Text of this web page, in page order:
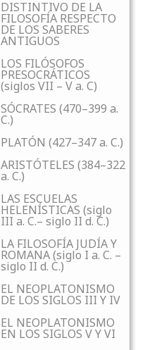
DISTINTIVO DE LA
FILOSOFÍA RESPECTO
DE LOS SABERES
ANTIGUOS
LOS FILÓSOFOS
PRESOCRÁTICOS
(siglos VII – V a. C)
SÓCRATES (470–399 a.
C.)
PLATÓN (427–347 a. C.)
ARISTÓTELES (384–322
a. C.)
LAS ESCUELAS
HELENÍSTICAS (siglo
III a. C.– siglo II d. C.)
LA FILOSOFÍA JUDÍA Y
ROMANA (siglo I a. C. –
siglo II d. C.)
EL NEOPLATONISMO
DE LOS SIGLOS III Y IV
EL NEOPLATONISMO
EN LOS SIGLOS V Y VI